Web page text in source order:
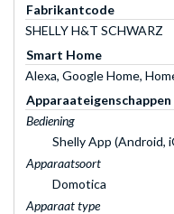
Fabrikantcode
SHELLY H&T SCHWARZ
Smart Home
Alexa, Google Home,
Apparaateigenschappen
Bediening
Shelly App (Android,
Apparaatsoort
Domotica
Apparaat type